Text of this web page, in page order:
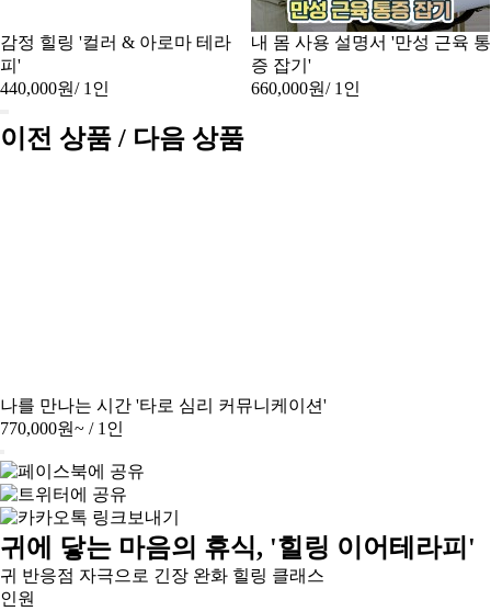
감정 힐링 '컬러 & 아로마 테라
피'
440,000원/ 1인
내 몸 사용 설명서 '만성 근육 통
증 잡기'
660,000원/ 1인
이전 상품 / 다음 상품
나를 만나는 시간 '타로 심리 커뮤니케이션'
770,000원~ / 1인
귀에 닿는 마음의 휴식, '힐링 이어테라피'
귀 반응점 자극으로 긴장 완화 힐링 클래스
인원